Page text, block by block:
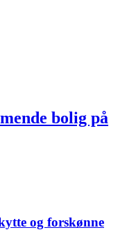
bolig på
og forskønne